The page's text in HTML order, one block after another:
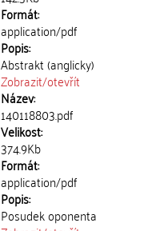
Formát:
application/pdf
Popis:
Abstrakt (anglicky)
Zobrazit/otevřít
Název:
140118803.pdf
Velikost:
374.9Kb
Formát:
application/pdf
Popis:
Posudek oponenta